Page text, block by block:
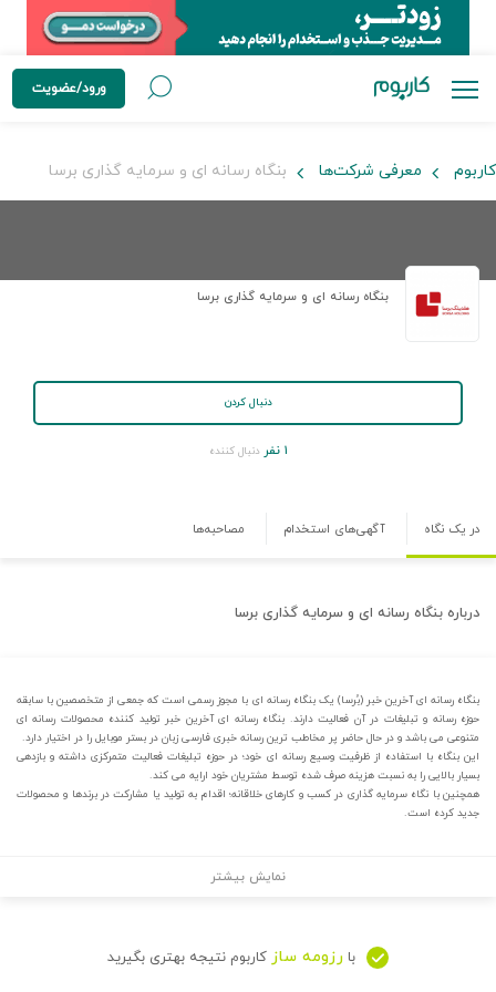
ورود/عضویت
کاربوم معرفی شرکت‌ها بنگاه رسانه ای و سرمایه گذاری برسا
بنگاه رسانه ای و سرمایه گذاری برسا
دنبال کردن
۱ نفر دنبال کننده
در یک نگاه آگهی‌های استخدام مصاحبه‌ها
درباره بنگاه رسانه ای و سرمایه گذاری برسا
بنگاه رسانه ای آخرین خبر (بُرسا) یک بنگاه رسانه ای با مجوز رسمی است که جمعی از متخصصین با سابقه
حوزه رسانه و تبلیغات در آن فعالیت دارند. بنگاه رسانه ای آخرین خبر تولید کننده محصولات رسانه ای
متنوعی می باشد و در حال حاضر پر مخاطب ترین رسانه خبری فارسی زبان در بستر موبایل را در اختیار دارد.
این بنگاه با استفاده از ظرفیت وسیع رسانه ای خود؛ در حوزه تبلیغات فعالیت متمرکزی داشته و بازدهی
بسیار بالایی را به نسبت هزینه صرف شده توسط مشتریان خود ارایه می کند.
همچنین با نگاه سرمایه گذاری در کسب و کارهای خلاقانه؛ اقدام به تولید یا مشارکت در برندها و محصولات
جدید کرده است.
نمایش بیشتر
با رزومه ساز کاربوم نتیجه بهتری بگیرید